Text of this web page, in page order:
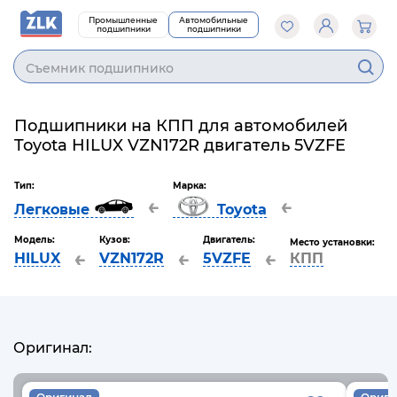
Промышленные
подшипники
Автомобильные
подшипники
Cъемник подшипников
Подшипники на КПП для автомобилей
Toyota HILUX VZN172R двигатель 5VZFE
Тип:
Легковые ←
Марка:
Toyota ←
Модель:
HILUX ←
Кузов:
VZN172R ←
Двигатель:
5VZFE ←
Место установки:
КПП
Оригинал: